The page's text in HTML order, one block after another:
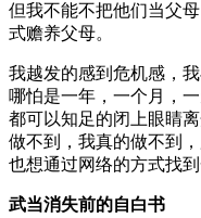
但我不能不把他们当父
式赡养父母。
我越发的感到危机感，
哪怕是一年，一个月，
都可以知足的闭上眼睛
做不到，我真的做不到
也想通过网络的方式找
武当消失前的自白书